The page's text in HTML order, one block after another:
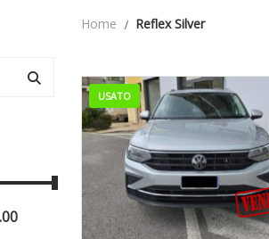
Home Reflex Silver
USATO